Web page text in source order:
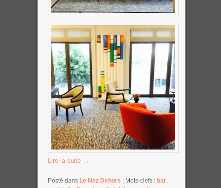
Lire la suite →
Posté dans Le Nez Dehors Mots-clefs : bar,